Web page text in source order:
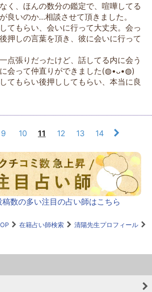
く、ほんの数分の鑑定で、喧嘩してる
良いのか…相談させて頂きました。
てもらい、会いに行って大丈夫。会っ
押しの言葉を頂き、彼に会いに行って
点張りだったけど、話してる内に会う
会って仲直りができました(⁠◍⁠•⁠ᴗ⁠•⁠◍⁠)
てもらい後押ししてもらい、本当に良
9 10 11 12 13 14
稿数の多い注目の占い師はこちら
在籍占い師検索
清陽先生プロフィール